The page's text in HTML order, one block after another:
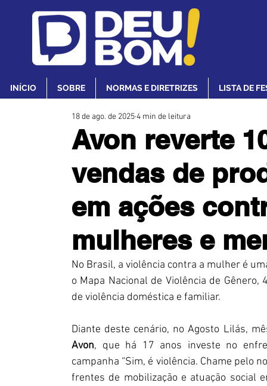
INÍCIO SOBRE NORMAS E DIRETRIZES LISTA DE
Avon reverte
vendas de
em ações
mulheres e
18 de ago. de 20254 min de leitura
No Brasil, a violência contra a mulher é
o Mapa Nacional de Violência de
de violência doméstica e familiar.
Avon, que há 17 anos investe no
campanha “Sim, é violência. Chame pelo
frentes de mobilização e atuação social